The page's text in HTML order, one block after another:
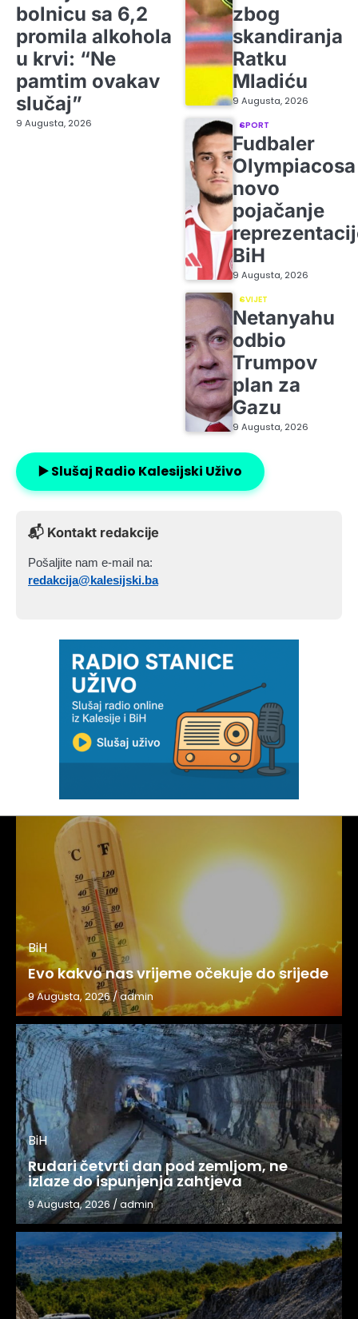
bolnicu sa 6,2
promila alkohola
u krvi: “Ne
pamtim ovakav
slučaj”
9 Augusta, 2026
zbog
skandiranja
Ratku
Mladiću
9 Augusta, 2026
SPORT
Fudbaler
Olympiacosa
novo
pojačanje
BiH
9 Augusta, 2026
SVIJET
Netanyahu
odbio
Trumpov
plan za
Gazu
9 Augusta, 2026
▶️ Slušaj Radio Kalesijski Uživo
📬 Kontakt redakcije
Pošaljite nam e-mail na:
redakcija@kalesijski.ba
BiH
Evo kakvo nas vrijeme očekuje do srijede
9 Augusta, 2026/admin
BiH
Rudari četvrti dan pod zemljom, ne
izlaze do ispunjenja zahtjeva
9 Augusta, 2026 /admin